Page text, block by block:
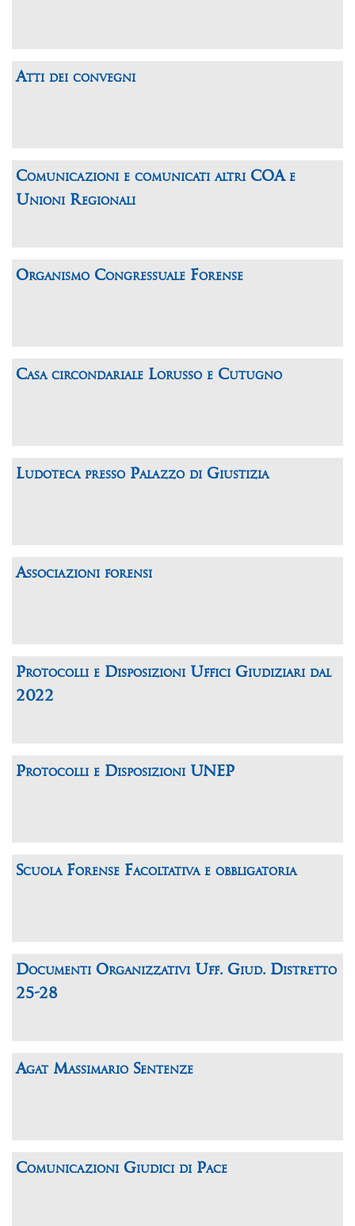
Atti dei convegni
Comunicazioni e comunicati altri COA e
Unioni Regionali
Organismo Congressuale Forense
Casa circondariale Lorusso e Cutugno
Ludoteca presso Palazzo di Giustizia
Associazioni forensi
Protocolli e Disposizioni Uffici Giudiziari dal
2022
Protocolli e Disposizioni UNEP
Scuola Forense Facoltativa e obbligatoria
Documenti Organizzativi Uff. Giud. Distretto
25-28
Agat Massimario Sentenze
Comunicazioni Giudici di Pace